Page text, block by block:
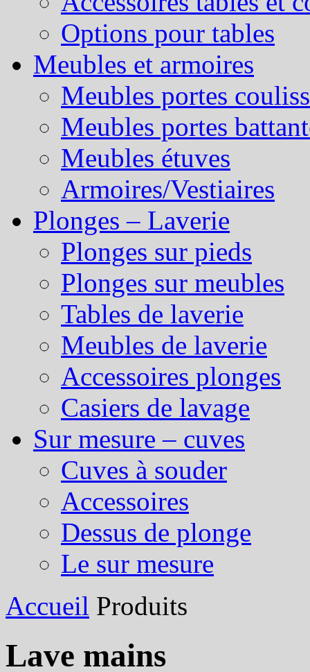
Options pour tables
Meubles et armoires
Meubles portes
Meubles portes
Meubles étuves
Armoires/Vestiaires
Plonges – Laverie
Plonges sur pieds
Plonges sur meubles
Tables de laverie
Meubles de laverie
Accessoires plonges
Casiers de lavage
Sur mesure – cuves
Cuves à souder
Accessoires
Dessus de plonge
Le sur mesure
Accueil Produits
Lave mains